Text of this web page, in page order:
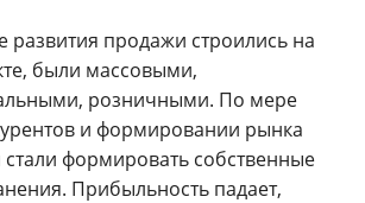
развития продажи строились на
были массовыми,
розничными. По мере
и формировании рынка
формировать собственные
Прибыльность падает,